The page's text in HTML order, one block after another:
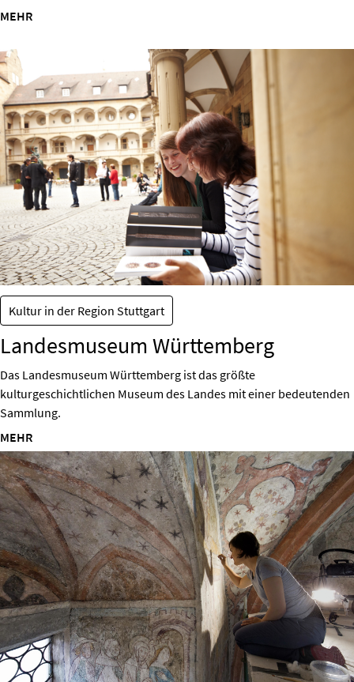
MEHR
Kultur in der Region Stuttgart
Landesmuseum Württemberg
Das Landesmuseum Württemberg ist das größte
kulturgeschichtlichen Museum des Landes mit einer bedeutenden
Sammlung.
MEHR